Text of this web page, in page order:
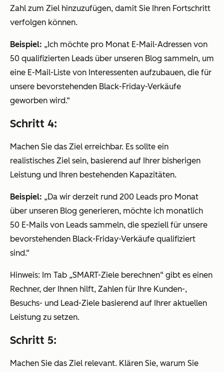
Zahl zum Ziel hinzuzufügen, damit Sie Ihren Fortschritt
verfolgen können.
Beispiel: „Ich möchte pro Monat E-Mail-Adressen von
50 qualifizierten Leads über unseren Blog sammeln, um
eine E-Mail-Liste von Interessenten aufzubauen, die für
unsere bevorstehenden Black-Friday-Verkäufe
geworben wird.“
Schritt 4:
Machen Sie das Ziel erreichbar. Es sollte ein
realistisches Ziel sein, basierend auf Ihrer bisherigen
Leistung und Ihren bestehenden Kapazitäten.
Beispiel: „Da wir derzeit rund 200 Leads pro Monat
über unseren Blog generieren, möchte ich monatlich
50 E-Mails von Leads sammeln, die speziell für unsere
bevorstehenden Black-Friday-Verkäufe qualifiziert
sind.“
Hinweis: Im Tab „SMART-Ziele berechnen“ gibt es einen
Rechner, der Ihnen hilft, Zahlen für Ihre Kunden-,
Besuchs- und Lead-Ziele basierend auf Ihrer aktuellen
Leistung zu setzen.
Schritt 5:
Machen Sie das Ziel relevant. Klären Sie, warum Sie